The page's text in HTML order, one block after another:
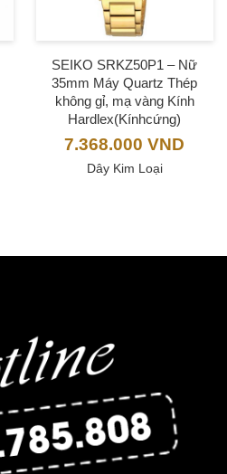
SEIKO SRKZ50P1 – Nữ
35mm Máy Quartz Thép
không gỉ, mạ vàng Kính
Hardlex(Kínhcứng)
7.368.000VND
Dây Kim Loại